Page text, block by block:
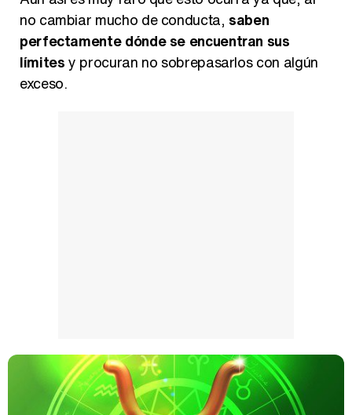
no cambiar mucho de conducta, saben
perfectamente dónde se encuentran sus
límitesy procuran no sobrepasarlos con algún
exceso.